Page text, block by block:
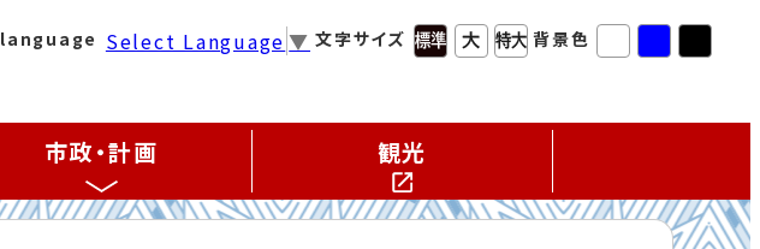
language Select Language ▼ 文字サイズ 背景色
市政・計画 観光